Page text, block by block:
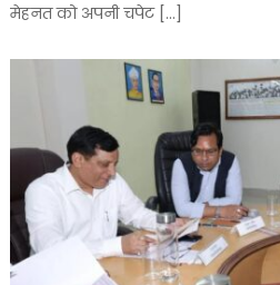
मेहनत को अपनी चपेट […]